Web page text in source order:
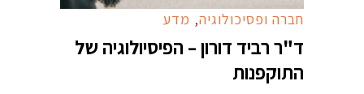
חברה ופסיכולוגיה, מדע
ד"ר רביד דורון – הפיסיולוגיה של
התוקפנות